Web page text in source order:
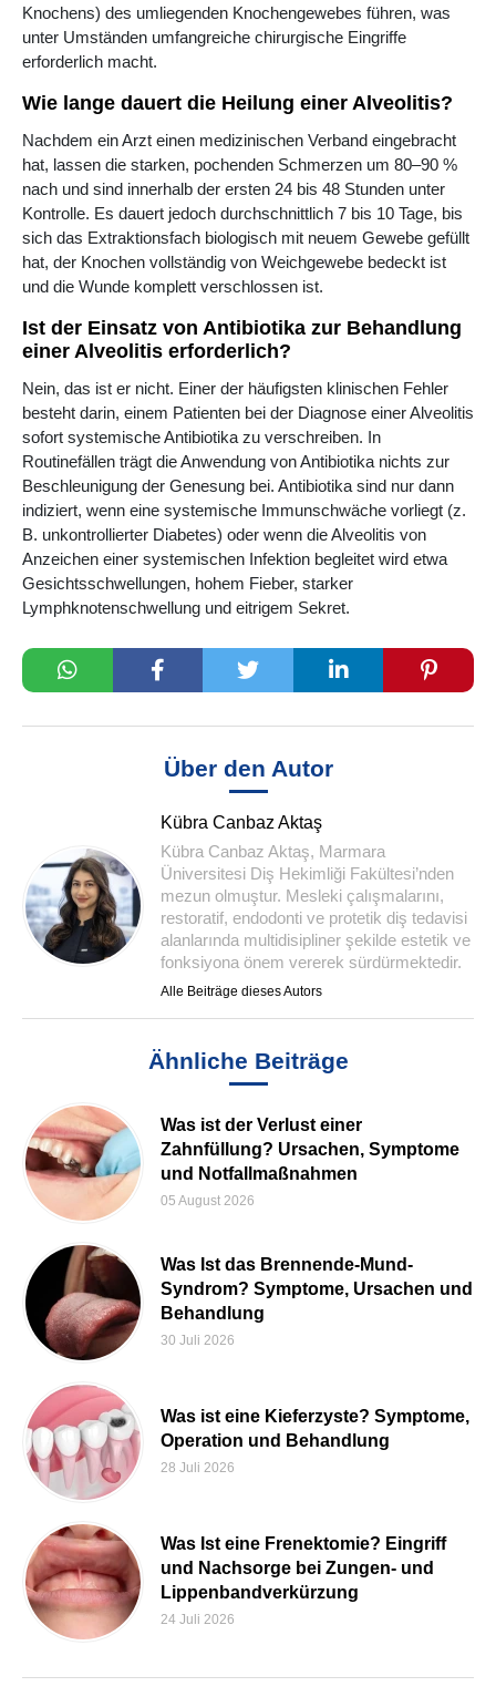
Knochens) des umliegenden Knochengewebes führen, was
unter Umständen umfangreiche chirurgische Eingriffe
erforderlich macht.
Wie lange dauert die Heilung einer Alveolitis?
Nachdem ein Arzt einen medizinischen Verband eingebracht
hat, lassen die starken, pochenden Schmerzen um 80–90 %
nach und sind innerhalb der ersten 24 bis 48 Stunden unter
Kontrolle. Es dauert jedoch durchschnittlich 7 bis 10 Tage, bis
sich das Extraktionsfach biologisch mit neuem Gewebe gefüllt
hat, der Knochen vollständig von Weichgewebe bedeckt ist
und die Wunde komplett verschlossen ist.
Ist der Einsatz von Antibiotika zur Behandlung
einer Alveolitis erforderlich?
Nein, das ist er nicht. Einer der häufigsten klinischen Fehler
besteht darin, einem Patienten bei der Diagnose einer Alveolitis
sofort systemische Antibiotika zu verschreiben. In
Routinefällen trägt die Anwendung von Antibiotika nichts zur
Beschleunigung der Genesung bei. Antibiotika sind nur dann
indiziert, wenn eine systemische Immunschwäche vorliegt (z.
B. unkontrollierter Diabetes) oder wenn die Alveolitis von
Anzeichen einer systemischen Infektion begleitet wird etwa
Gesichtsschwellungen, hohem Fieber, starker
Lymphknotenschwellung und eitrigem Sekret.
Über den Autor
Kübra Canbaz Aktaş
Kübra Canbaz Aktaş, Marmara
Üniversitesi Diş Hekimliği Fakültesi’nden
mezun olmuştur. Mesleki çalışmalarını,
restoratif, endodonti ve protetik diş tedavisi
alanlarında multidisipliner şekilde estetik ve
fonksiyona önem vererek sürdürmektedir.
Alle Beiträge dieses Autors
Ähnliche Beiträge
Was ist der Verlust einer
Zahnfüllung? Ursachen, Symptome
und Notfallmaßnahmen
05 August 2026
Was Ist das Brennende-Mund-
Syndrom? Symptome, Ursachen und
Behandlung
30 Juli 2026
Was ist eine Kieferzyste? Symptome,
Operation und Behandlung
28 Juli 2026
Was Ist eine Frenektomie? Eingriff
und Nachsorge bei Zungen- und
Lippenbandverkürzung
24 Juli 2026